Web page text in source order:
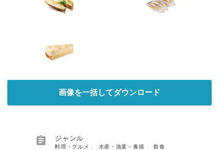
画像を一括してダウンロード
 ジャンル
料理・グルメ 水産・漁業・養殖 、飲食